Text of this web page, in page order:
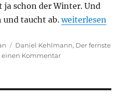
ja schon der Winter. Und
und taucht ab.„Daniel
weiterlesen
Schlagwörter
Daniel Kehlmann, Der fernste
einen Kommentarzu